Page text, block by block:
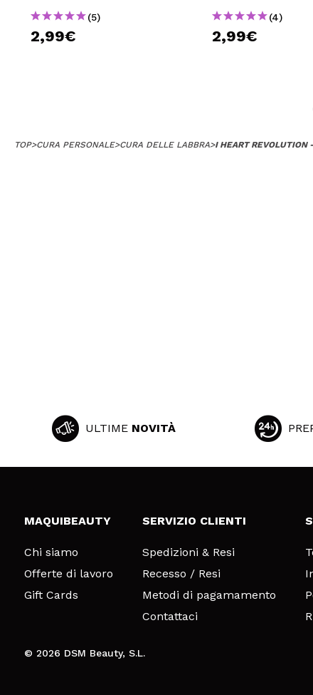
(5)
2,99€
(4)
2,99€
TOP>CURA PERSONALE>CURA DELLE LABBRA>I HEART REVOLUTION
ULTIME NOVITÀ
MAQUIBEAUTY
Chi siamo
Offerte di lavoro
Gift Cards
SERVIZIO CLIENTI
Spedizioni & Resi
Recesso / Resi
Metodi di pagamamento
Contattaci
© 2026 DSM Beauty, S.L.